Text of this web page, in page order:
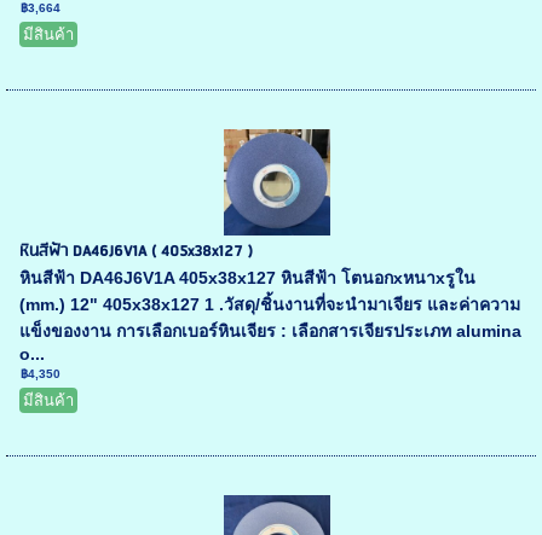
฿3,664
มีสินค้า
หินสีฟ้า DA46J6V1A ( 405x38x127 )
หินสีฟ้า DA46J6V1A 405x38x127 หินสีฟ้า โตนอกxหนาxรูใน
(mm.) 12" 405x38x127 1 .วัสดุ/ชิ้นงานที่จะนำมาเจียร และค่าความ
แข็งของงาน การเลือกเบอร์หินเจียร : เลือกสารเจียรประเภท alumina
o...
฿4,350
มีสินค้า